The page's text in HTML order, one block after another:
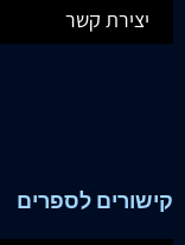
יצירת קשר
קישורים לספרים